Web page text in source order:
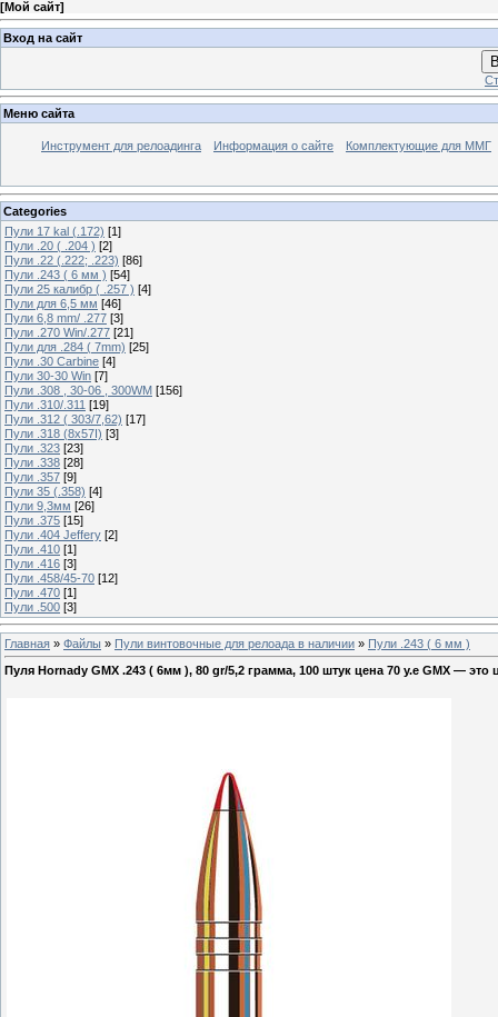
[Мой сайт]
Вход на сайт
Меню сайта
Инструмент для релоадинга Информация о сайте Комплектующие для ММГ
Categories
Пули 17 kal (.172) [1]
Пули .20 ( .204 ) [2]
Пули .22 (.222; .223) [86]
Пули .243 ( 6 мм ) [54]
Пули 25 калибр ( .257 ) [4]
Пули для 6,5 мм [46]
Пули 6,8 mm/ .277 [3]
Пули .270 Win/.277 [21]
Пули для .284 ( 7mm) [25]
Пули .30 Carbine [4]
Пули 30-30 Win [7]
Пули .308 , 30-06 , 300WM [156]
Пули .310/.311 [19]
Пули .312 ( 303/7,62) [17]
Пули .318 (8х57I) [3]
Пули .323 [23]
Пули .338 [28]
Пули .357 [9]
Пули 35 (.358) [4]
Пули 9,3мм [26]
Пули .375 [15]
Пули .404 Jeffery [2]
Пули .410 [1]
Пули .416 [3]
Пули .458/45-70 [12]
Пули .470 [1]
Пули .500 [3]
Главная » Файлы » Пули винтовочные для релоада в наличии » Пули .243 ( 6 мм )
Пуля Hornady GMX .243 ( 6мм ), 80 gr/5,2 грамма, 100 штук цена 70 у.е GMX —